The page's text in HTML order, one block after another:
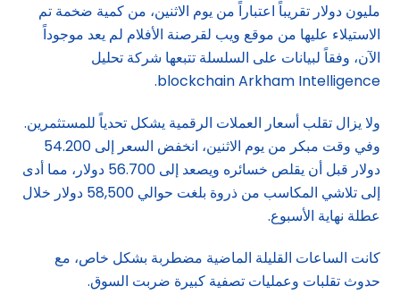
مليون دولار تقريباً اعتباراً من يوم الاثنين، من كمية ضخمة تم
الاستيلاء عليها من موقع ويب لقرصنة الأفلام لم يعد موجوداً
الآن، وفقاً لبيانات على السلسلة تتبعها شركة تحليل
blockchain Arkham Intelligence.
ولا يزال تقلب أسعار العملات الرقمية يشكل تحدياً للمستثمرين.
وفي وقت مبكر من يوم الاثنين، انخفض السعر إلى 54.200
دولار قبل أن يقلص خسائره ويصعد إلى 56.700 دولار، مما أدى
إلى تلاشي المكاسب من ذروة بلغت حوالي 58,500 دولار خلال
عطلة نهاية الأسبوع.
كانت الساعات القليلة الماضية مضطربة بشكل خاص، مع
حدوث تقلبات وعمليات تصفية كبيرة ضربت السوق.